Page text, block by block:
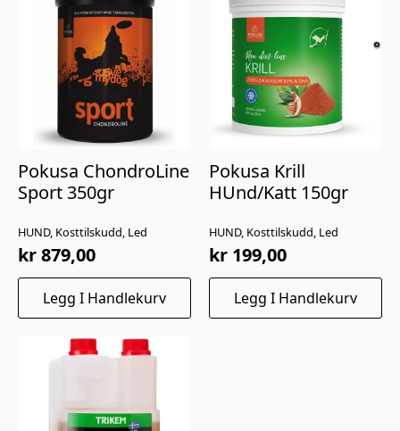
HUND, Kosttilskudd, Led
Pokusa ChondroLine
Sport 350gr
kr879,00
Legg I Handlekurv
HUND, Kosttilskudd, Led
Pokusa Krill
HUnd/Katt 150gr
kr 199,00
Legg I Handlekurv